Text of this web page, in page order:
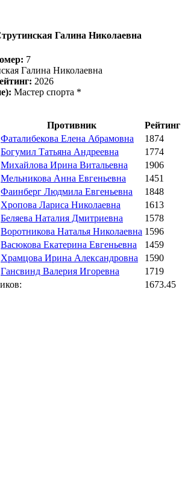
Галина Николаевна
7
Галина Николаевна
2026
Мастер спорта *
Противник
Рейтинг
Фаталибекова Елена Абрамовна
1874
Богумил Татьяна Андреевна
1774
Михайлова Ирина Витальевна
1906
Мельникова Анна Евгеньевна
1451
Фаинберг Людмила Евгеньевна
1848
Хропова Лариса Николаевна
1613
Беляева Наталия Дмитриевна
1578
Воротникова Наталья Николаевна 1596
Васюкова Екатерина Евгеньевна
1459
Храмцова Ирина Александровна
1590
Гансвинд Валерия Игоревна
1719
1673.45